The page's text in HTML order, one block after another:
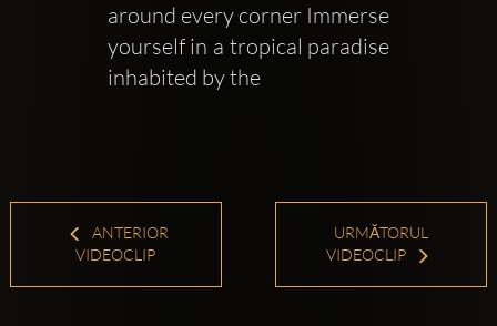
around every corner Immerse
yourself in a tropical paradise
inhabited by the
ANTERIOR
VIDEOCLIP
URMĂTORUL
VIDEOCLIP